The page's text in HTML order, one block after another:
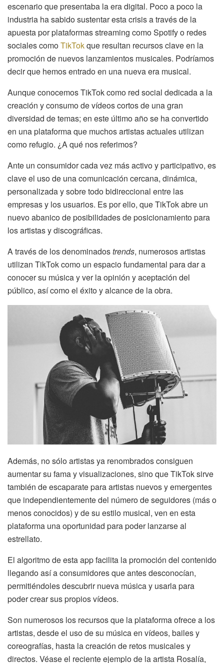
escenario que presentaba la era digital. Poco a poco la
industria ha sabido sustentar esta crisis a través de la
apuesta por plataformas streaming como Spotify o redes
sociales comoTikTokque resultan recursos clave en la
promoción de nuevos lanzamientos musicales. Podríamos
decir que hemos entrado en una nueva era musical.
Aunque conocemos TikTok como red social dedicada a la
creación y consumo de vídeos cortos de una gran
diversidad de temas; en este último año se ha convertido
en una plataforma que muchos artistas actuales utilizan
como refugio. ¿A qué nos referimos?
Ante un consumidor cada vez más activo y participativo, es
clave el uso de una comunicación cercana, dinámica,
personalizada y sobre todo bidireccional entre las
empresas y los usuarios. Es por ello, que TikTok abre un
nuevo abanico de posibilidades de posicionamiento para
los artistas y discográficas.
A través de los denominadostrends, numerosos artistas
utilizan TikTok como un espacio fundamental para dar a
conocer su música y ver la opinión y aceptación del
público, así como el éxito y alcance de la obra.
Además, no sólo artistas ya renombrados consiguen
aumentar su fama y visualizaciones, sino que TikTok sirve
también de escaparate para artistas nuevos y emergentes
que independientemente del número de seguidores (más o
menos conocidos) y de su estilo musical, ven en esta
plataforma una oportunidad para poder lanzarse al
estrellato.
El algoritmo de esta app facilita la promoción del contenido
llegando así a consumidores que antes desconocían,
permitiéndoles descubrir nueva música y usarla para
poder crear sus propios vídeos.
Son numerosos los recursos que la plataforma ofrece a los
artistas, desde el uso de su música en vídeos, bailes y
coreografías, hasta la creación de retos musicales y
directos. Véase el reciente ejemplo de la artista Rosalía,